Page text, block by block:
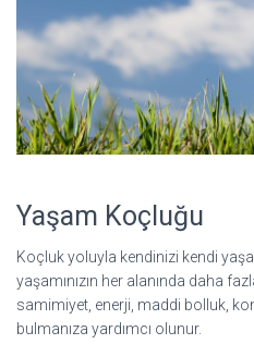
Yaşam Koçluğu
Koçluk yoluyla kendinizi kendi
yaşamınızın her alanında daha
samimiyet, enerji, maddi bolluk,
bulmanıza yardımcı olunur.